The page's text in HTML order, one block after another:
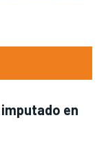
en